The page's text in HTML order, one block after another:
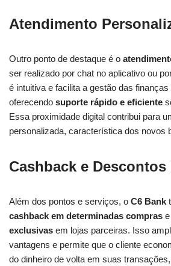
Atendimento
Outro ponto de destaque é o
ser realizado por chat no aplicativo ou
é intuitiva e facilita a gestão das
oferecendo suporte rápido e eficiente
Essa proximidade digital contribui para
personalizada, característica dos novos
Cashback e
Além dos pontos e serviços, o C6 Bank
cashback em determinadas compras
exclusivas em lojas parceiras. Isso
vantagens e permite que o cliente
do dinheiro de volta em suas